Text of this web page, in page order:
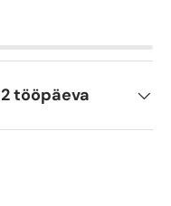
tööpäeva